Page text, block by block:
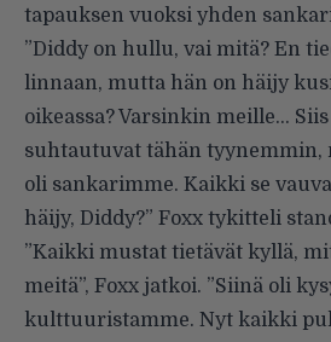
tapauksen vuoksi yhden
”Diddy on hullu, vai mitä? En
linnaan, mutta hän on häijy
oikeassa? Varsinkin meille…
suhtautuvat tähän tyynemmin,
oli sankarimme. Kaikki se
häijy, Diddy?” Foxx tykitteli
”Kaikki mustat tietävät kyllä,
meitä”, Foxx jatkoi. ”Siinä oli
kulttuuristamme. Nyt kaikki